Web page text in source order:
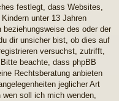
festlegt, dass Websites,
unter 13 Jahren
des oder der
dir unsicher bist, ob dies auf
versuchst, zutrifft,
beachte, dass phpBB
Rechtsberatung anbieten
jeglicher Art
soll ich mich wenden,